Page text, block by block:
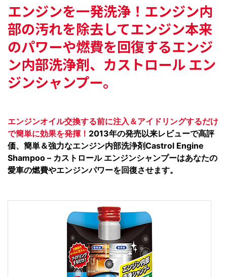
エンジンを一発洗浄！ エンジン内
部の汚れを除去してエンジン本来
のパワーや燃費を回復するエンジ
ン内部洗浄剤、 カストロール エン
ジンシャンプー。
エンジンオイル交換する前に注入＆アイドリングするだけ
で簡単に効果を発揮！ 2013年の発売以来レビューで高評
価、簡単＆強力なエンジン内部洗浄剤Castrol Engine
Shampoo – カストロール エンジンシャンプーはあなたの
愛車の燃費やエンジンパワーを回復させます。